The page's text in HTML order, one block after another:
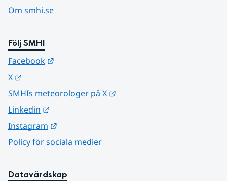
Om smhi.se
Följ SMHI
Facebook
X
SMHIs meteorologer på X
Linkedin
Instagram
Policy för sociala medier
Datavärdskap